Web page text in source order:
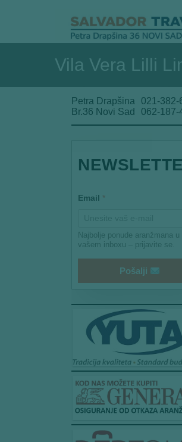
Vila Vera Lilli
Petra Drapšina
Br.36 Novi Sad
021-382-
062-187-
m
a
E
i
l
Email *
Najbolje ponude aranžmana u
vašem inboxu – prijavite se.
Pošalji